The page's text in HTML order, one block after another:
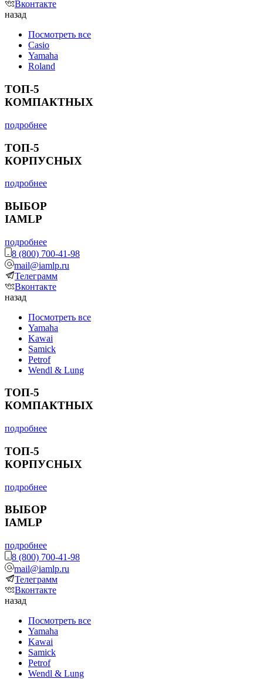
Вконтакте
назад
Посмотреть все
Casio
Yamaha
Roland
ТОП-5
КОМПАКТНЫХ
подробнее
ТОП-5
КОРПУСНЫХ
подробнее
ВЫБОР
IAMLP
подробнее
8 (800) 700-41-98
mail@iamlp.ru
Телеграмм
Вконтакте
назад
Посмотреть все
Yamaha
Kawai
Samick
Petrof
Wendl & Lung
ТОП-5
КОМПАКТНЫХ
подробнее
ТОП-5
КОРПУСНЫХ
подробнее
ВЫБОР
IAMLP
подробнее
8 (800) 700-41-98
mail@iamlp.ru
Телеграмм
Вконтакте
назад
Посмотреть все
Yamaha
Kawai
Samick
Petrof
Wendl & Lung